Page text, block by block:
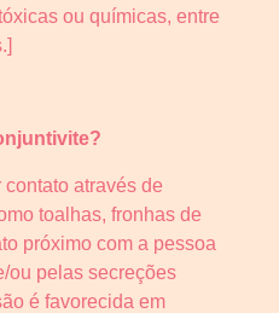
ou químicas, entre
através de
toalhas, fronhas de
próximo com a pessoa
ou pelas secreções
é favorecida em